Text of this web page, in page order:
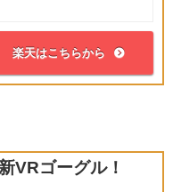
楽天はこちらから
VRゴーグル！